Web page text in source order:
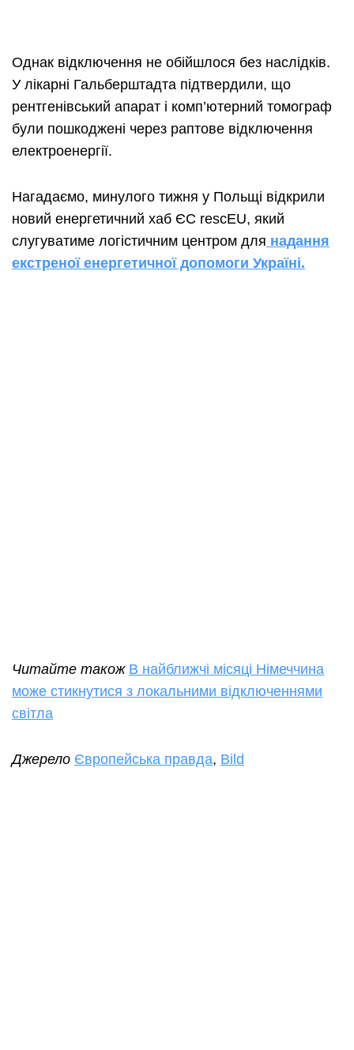
Однак відключення не обійшлося без наслідків.
У лікарні Гальберштадта підтвердили, що
рентгенівський апарат і комп’ютерний томограф
були пошкоджені через раптове відключення
електроенергії.
Нагадаємо, минулого тижня у Польщі відкрили
новий енергетичний хаб ЄС rescEU, який
слугуватиме логістичним центром для надання
екстреної енергетичної допомоги Україні.
Читайте також В найближчі місяці Німеччина
може стикнутися з локальними відключеннями
світла
Джерело Європейська правда, Bild